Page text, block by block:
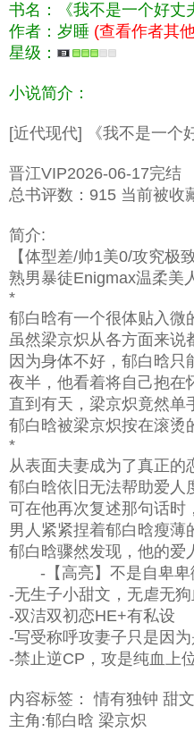
书名：《我不是一个好丈
作者：岁睡 (查看作者其
星级：
小说简介：
[近代现代] 《我不是一个
晋江VIP2026-06-17完结
总书评数：915 当前被收
简介:
【体型差/帅1美0/攻究极
熟男暴徒Enigmax温柔美
*
郁白晗有一个很体贴入微
虽然梁京炽从各方面来说
因为身体不好，郁白晗只
夜半，他看着将自己抱在
直到有天，梁京炽竟然单
郁白晗被梁京炽按在滚烫
*
从表面夫妻成为了真正的
郁白晗依旧无法帮助爱人
可在他再次复述那句话时
男人紧紧捏着郁白晗瘦薄
郁白晗骤然发现，他的爱
-【高亮】不是自卑卑
-无生子小甜文，无虐无
-双洁双初恋HE+有私设
-写受称呼攻妻子只是因
-禁止逆CP，攻是纯血上
内容标签： 情有独钟 甜
主角:郁白晗 梁京炽